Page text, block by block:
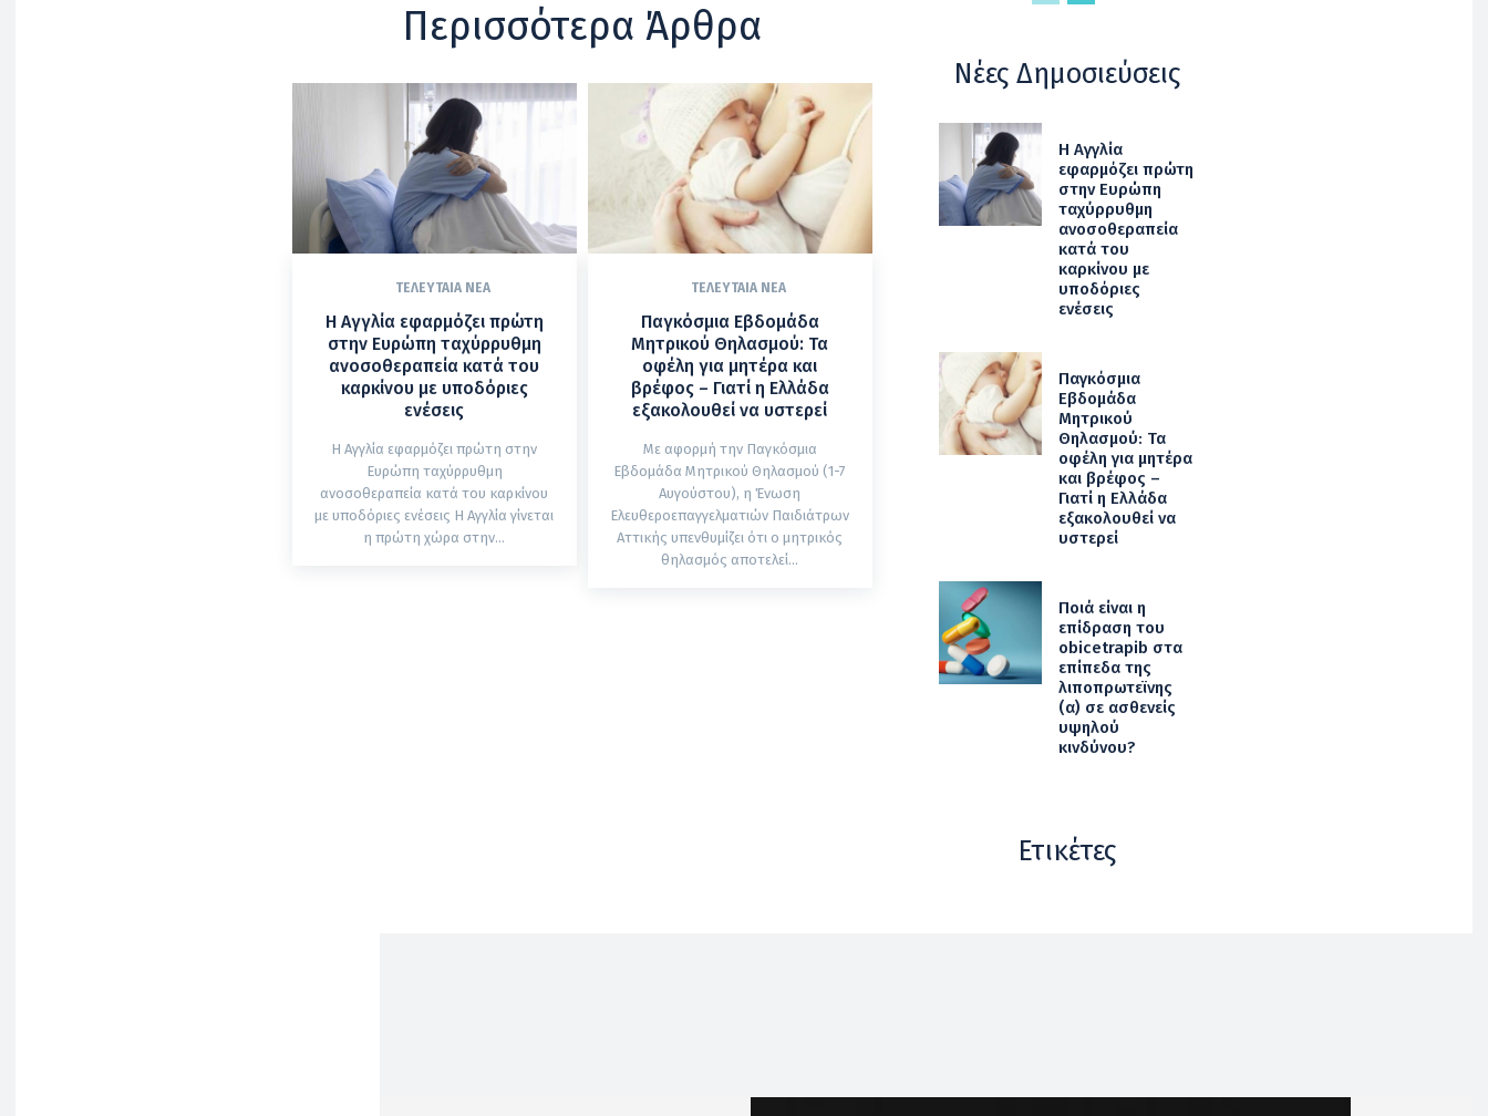
Περισσότερα Άρθρα
ΤΕΛΕΥΤΑΊΑ ΝΈΑ
Η Αγγλία εφαρμόζει πρώτη
στην Ευρώπη ταχύρρυθμη
ανοσοθεραπεία κατά του
καρκίνου με υποδόριες
ενέσεις
Η Αγγλία εφαρμόζει πρώτη στην
Ευρώπη ταχύρρυθμη
ανοσοθεραπεία κατά του καρκίνου
με υποδόριες ενέσεις Η Αγγλία γίνεται
η πρώτη χώρα στην...
ΤΕΛΕΥΤΑΊΑ ΝΈΑ
Παγκόσμια Εβδομάδα
Μητρικού Θηλασμού: Τα
οφέλη για μητέρα και
βρέφος – Γιατί η Ελλάδα
εξακολουθεί να υστερεί
Με αφορμή την Παγκόσμια
Εβδομάδα Μητρικού Θηλασμού (1-7
Αυγούστου), η Ένωση
Ελευθεροεπαγγελματιών Παιδιάτρων
Αττικής υπενθυμίζει ότι ο μητρικός
θηλασμός αποτελεί...
Νέες Δημοσιεύσεις
Η Αγγλία
εφαρμόζει πρώτη
στην Ευρώπη
ταχύρρυθμη
ανοσοθεραπεία
κατά του
καρκίνου με
υποδόριες
ενέσεις
Παγκόσμια
Εβδομάδα
Μητρικού
Θηλασμού: Τα
οφέλη για μητέρα
και βρέφος –
Γιατί η Ελλάδα
εξακολουθεί να
υστερεί
Ποιά είναι η
επίδραση του
obicetrapib στα
επίπεδα της
λιποπρωτεϊνης
(α) σε ασθενείς
υψηλού
κινδύνου?
Ετικέτες